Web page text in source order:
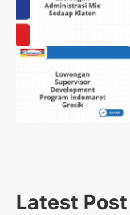
Latest Post